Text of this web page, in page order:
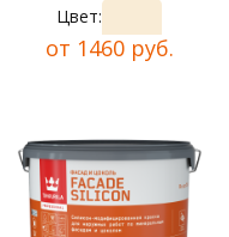
Цвет:
от 1460 руб.